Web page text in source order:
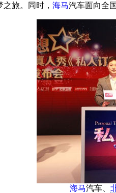
旅。同时， 海马汽车面向全国
海马汽车、